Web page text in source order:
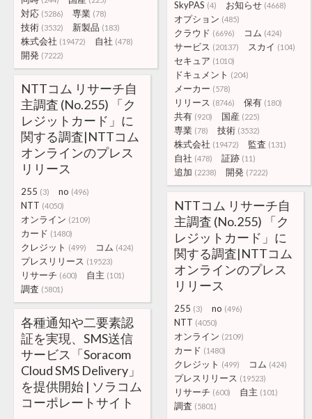
対応 (5286) 専業 (78)
技術 (3532) 新製品 (183)
株式会社 (19472) 自社 (478)
開発 (7222)
SkyPAS (4) お知らせ (4668)
オプション (485)
クラウド (6696) コム (424)
サービス (20137) スカイ (104)
セキュア (1010)
ドキュメント (204)
メーカー (578)
リリース (8746) 保有 (180)
共有 (920) 国産 (225)
専業 (78) 技術 (3532)
株式会社 (19472) 監査 (131)
自社 (478) 証跡 (11)
追加 (2238) 開発 (7222)
NTTコム リサーチ自
主調査 (No.255) 「ク
レジットカード」に
関する調査|NTTコム
オンラインのプレス
リリース
255 (3) no (496)
NTT (4050)
オンライン (2109)
カード (1480)
クレジット (499) コム (424)
プレスリリース (19523)
リサーチ (600) 自主 (101)
調査 (5801)
NTTコム リサーチ自
主調査 (No.255) 「ク
レジットカード」に
関する調査|NTTコム
オンラインのプレス
リリース
255 (3) no (496)
NTT (4050)
オンライン (2109)
カード (1480)
クレジット (499) コム (424)
プレスリリース (19523)
リサーチ (600) 自主 (101)
調査 (5801)
各種通知や二要素認
証を実現、SMS送信
サービス「Soracom
Cloud SMS Delivery」
を提供開始 | ソラコム
コーポレートサイト